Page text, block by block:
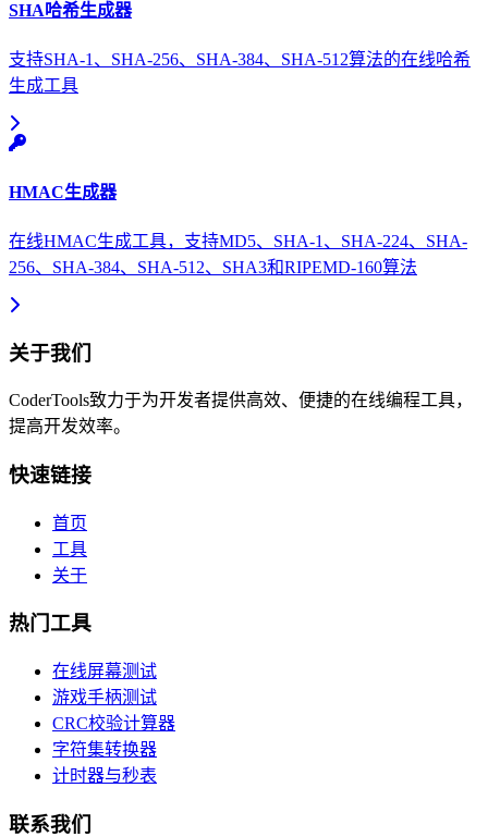
SHA哈希生成器
支持SHA-1、SHA-256、SHA-384、SHA-512算法的在线哈希
生成工具
HMAC生成器
在线HMAC生成工具，支持MD5、SHA-1、SHA-224、SHA-
256、SHA-384、SHA-512、SHA3和RIPEMD-160算法
关于我们
CoderTools致力于为开发者提供高效、便捷的在线编程工具，
提高开发效率。
快速链接
首页
工具
关于
热门工具
在线屏幕测试
游戏手柄测试
CRC校验计算器
字符集转换器
计时器与秒表
联系我们